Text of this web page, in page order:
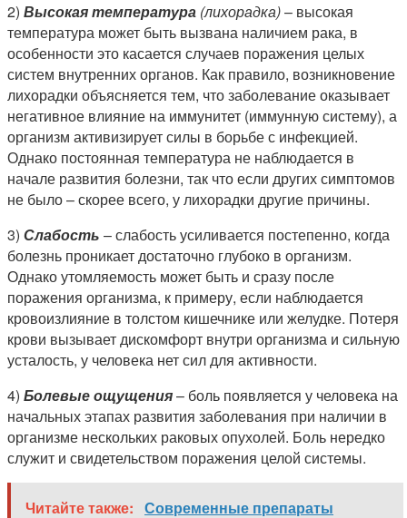
2) Высокая температура (лихорадка)– высокая
температура может быть вызвана наличием рака, в
особенности это касается случаев поражения целых
систем внутренних органов. Как правило, возникновение
лихорадки объясняется тем, что заболевание оказывает
негативное влияние на иммунитет (иммунную систему), а
организм активизирует силы в борьбе с инфекцией.
Однако постоянная температура не наблюдается в
начале развития болезни, так что если других симптомов
не было – скорее всего, у лихорадки другие причины.
3) Слабость – слабость усиливается постепенно, когда
болезнь проникает достаточно глубоко в организм.
Однако утомляемость может быть и сразу после
поражения организма, к примеру, если наблюдается
кровоизлияние в толстом кишечнике или желудке. Потеря
крови вызывает дискомфорт внутри организма и сильную
усталость, у человека нет сил для активности.
4) Болевые ощущения– боль появляется у человека на
начальных этапах развития заболевания при наличии в
организме нескольких раковых опухолей. Боль нередко
служит и свидетельством поражения целой системы.
Читайте также: Современные препараты